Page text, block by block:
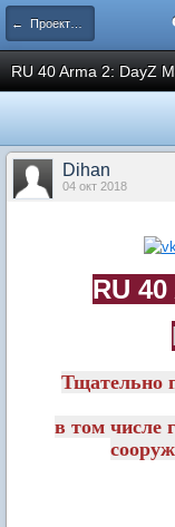
← Проекты наших пользователей
RU 40 Arma 2: DayZ
Dihan
04 окт 2018
RU
Тщательно
в том числе